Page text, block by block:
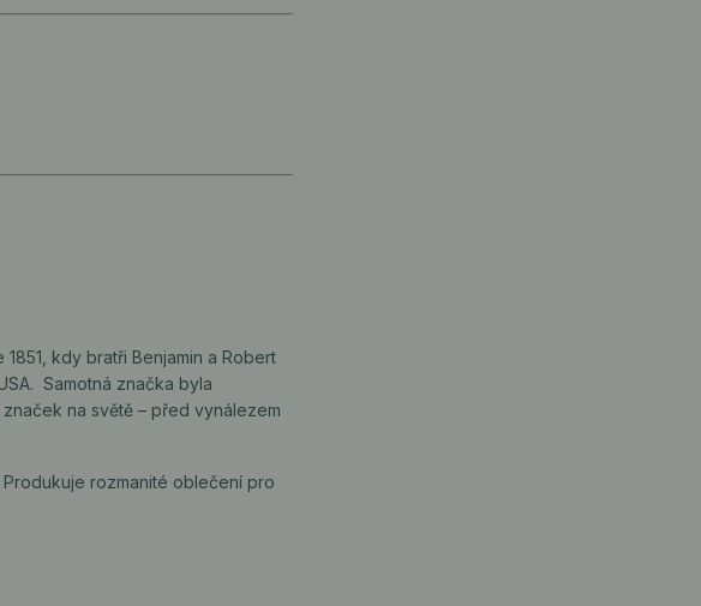
kdy bratři Benjamin a Robert
Samotná značka byla
na světě – před vynálezem
rozmanité oblečení pro